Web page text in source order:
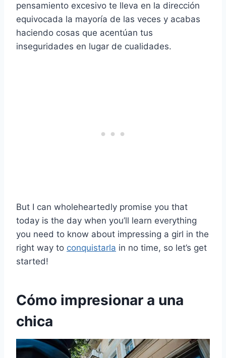
pensamiento excesivo te lleva en la dirección
equivocada la mayoría de las veces y acabas
haciendo cosas que acentúan tus
inseguridades en lugar de cualidades.
But I can wholeheartedly promise you that
today is the day when you’ll learn everything
you need to know about impressing a girl in the
right way to conquistarla in no time, so let’s get
started!
Cómo impresionar a una
chica